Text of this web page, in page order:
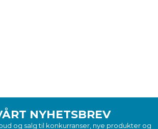
NYHETSBREV
og salg til konkurranser, nye produkter og